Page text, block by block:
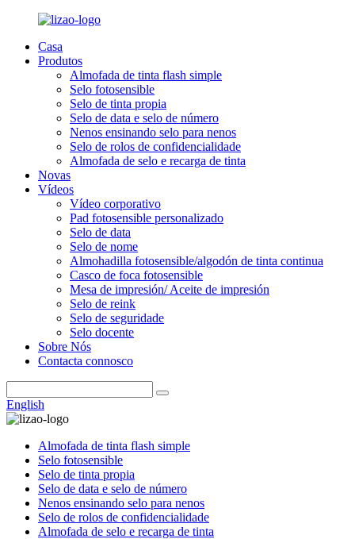
Casa
Produtos
Almofada de tinta flash simple
Selo fotosensible
Selo de tinta propia
Selo de data e selo de número
Nenos ensinando selo para nenos
Selo de rolos de confidencialidade
Almofada de selo e recarga de tinta
Novas
Vídeos
Vídeo corporativo
Pad fotosensible personalizado
Selo de data
Selo de nome
Almohadilla fotosensible/algodón de tinta continua
Casco de foca fotosensible
Mesa de impresión/ Aceite de impresión
Selo de reink
Selo de seguridade
Selo docente
Sobre Nós
Contacta connosco
English
Almofada de tinta flash simple
Selo fotosensible
Selo de tinta propia
Selo de data e selo de número
Nenos ensinando selo para nenos
Selo de rolos de confidencialidade
Almofada de selo e recarga de tinta